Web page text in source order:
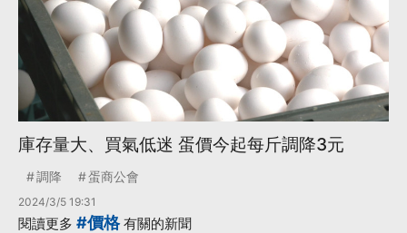
庫存量大、買氣低迷 蛋價今起每斤調降3元
調降 蛋商公會
2024/3/5 19:31
閱讀更多 #價格有關的新聞